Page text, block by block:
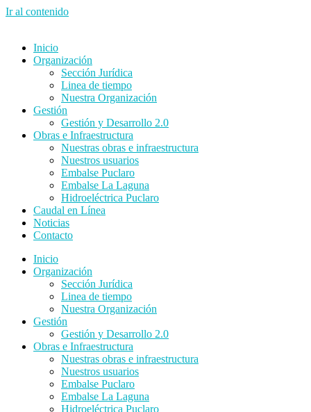
Ir al contenido
Inicio
Organización
Sección Jurídica
Linea de tiempo
Nuestra Organización
Gestión
Gestión y Desarrollo 2.0
Obras e Infraestructura
Nuestras obras e infraestructura
Nuestros usuarios
Embalse Puclaro
Embalse La Laguna
Hidroeléctrica Puclaro
Caudal en Línea
Noticias
Contacto
Inicio
Organización
Sección Jurídica
Linea de tiempo
Nuestra Organización
Gestión
Gestión y Desarrollo 2.0
Obras e Infraestructura
Nuestras obras e infraestructura
Nuestros usuarios
Embalse Puclaro
Embalse La Laguna
Hidroeléctrica Puclaro